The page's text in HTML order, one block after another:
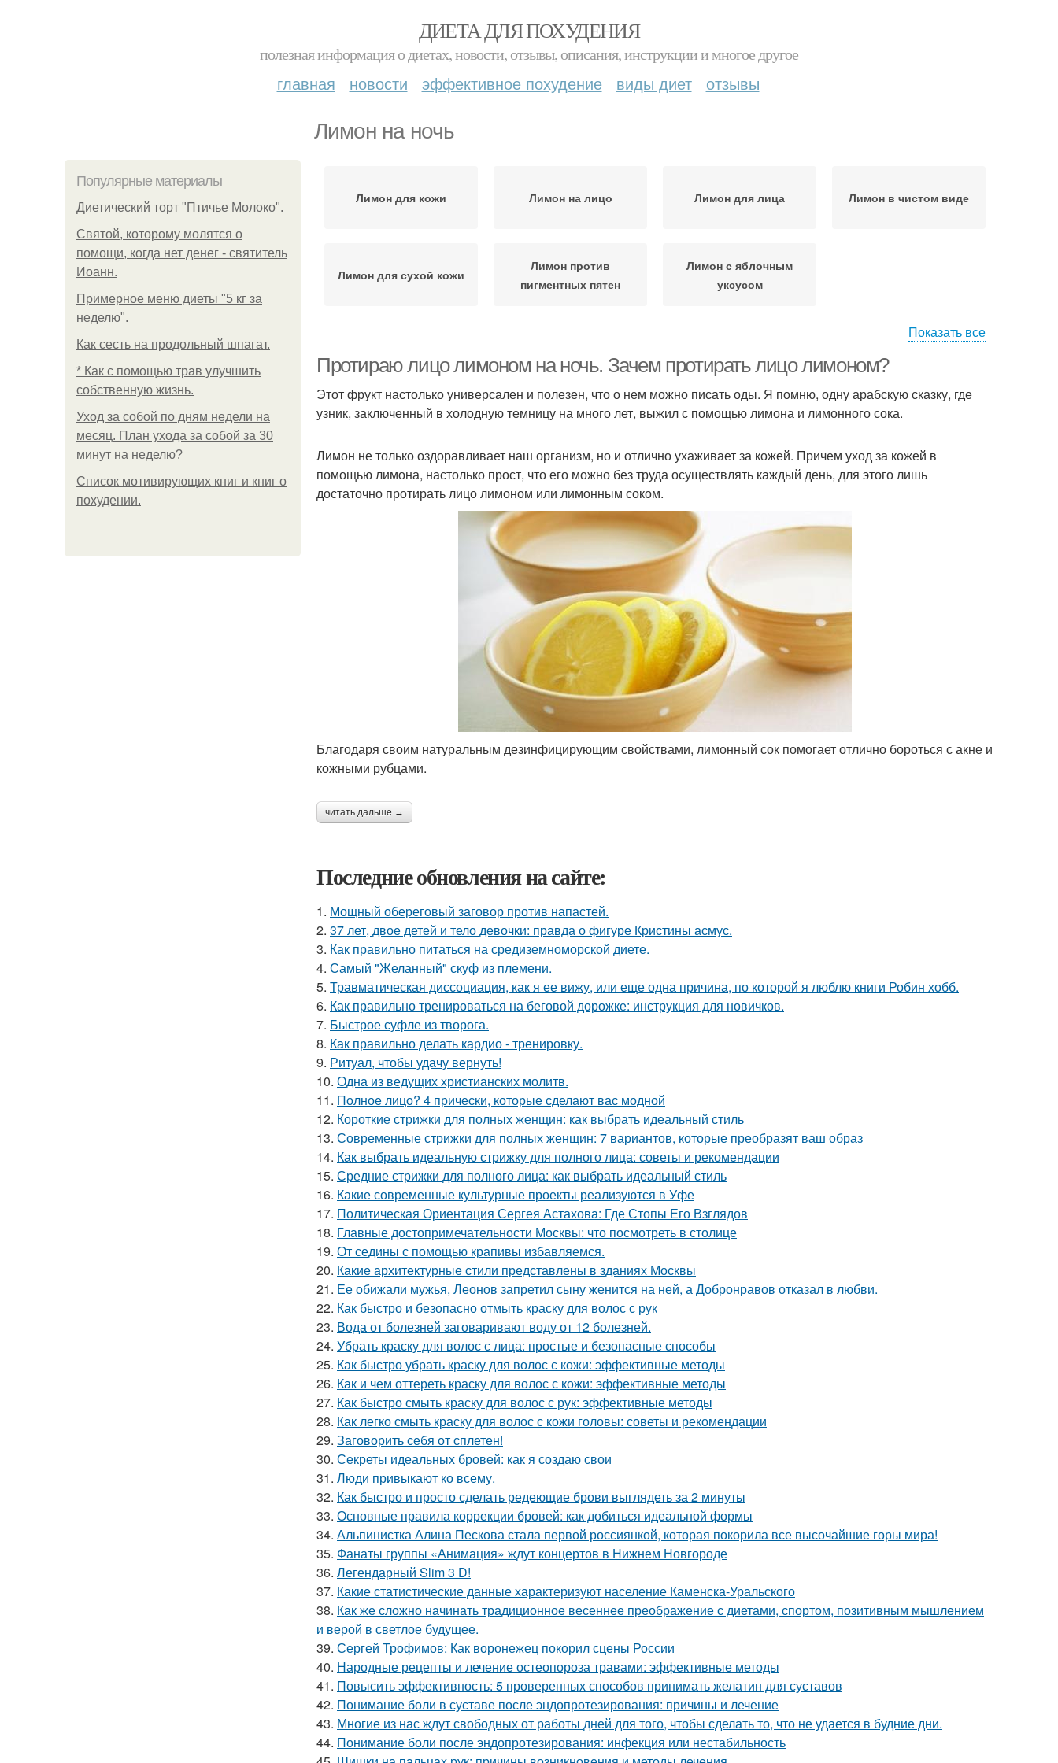
ДИЕТА ДЛЯ ПОХУДЕНИЯ
полезная информация о диетах, новости, отзывы, описания, инструкции и многое другое
главная новости эффективное похудение виды диет отзывы
Лимон на ночь
Популярные материалы
Диетический торт "Птичье Молоко".
Святой, которому молятся о
помощи, когда нет денег - святитель
Иоанн.
Примерное меню диеты "5 кг за
неделю".
Как сесть на продольный шпагат.
* Как с помощью трав улучшить
собственную жизнь.
Уход за собой по дням недели на
месяц. План ухода за собой за 30
минут на неделю?
Список мотивирующих книг и книг о
похудении.
Лимон для кожи Лимон на лицо Лимон для лица Лимон в чистом виде
Лимон для сухой кожи
Лимон против
пигментных пятен
Лимон с яблочным
уксусом
Показать все
Протираю лицо лимоном на ночь. Зачем протирать лицо лимоном?
Этот фрукт настолько универсален и полезен, что о нем можно писать оды. Я помню, одну арабскую сказку, где
узник, заключенный в холодную темницу на много лет, выжил с помощью лимона и лимонного сока.
Лимон не только оздоравливает наш организм, но и отлично ухаживает за кожей. Причем уход за кожей в
помощью лимона, настолько прост, что его можно без труда осуществлять каждый день, для этого лишь
достаточно протирать лицо лимоном или лимонным соком.
Благодаря своим натуральным дезинфицирующим свойствами, лимонный сок помогает отлично бороться с акне и
кожными рубцами.
читать дальше →
Последние обновления на сайте:
1. Мощный обереговый заговор против напастей.
2. 37 лет, двое детей и тело девочки: правда о фигуре Кристины асмус.
3. Как правильно питаться на средиземноморской диете.
4. Самый "Желанный" скуф из племени.
5. Травматическая диссоциация, как я ее вижу, или еще одна причина, по которой я люблю книги Робин хобб.
6. Как правильно тренироваться на беговой дорожке: инструкция для новичков.
7. Быстрое суфле из творога.
8. Как правильно делать кардио - тренировку.
9. Ритуал, чтобы удачу вернуть!
10. Одна из ведущих христианских молитв.
11. Полное лицо? 4 прически, которые сделают вас модной
12. Короткие стрижки для полных женщин: как выбрать идеальный стиль
13. Современные стрижки для полных женщин: 7 вариантов, которые преобразят ваш образ
14. Как выбрать идеальную стрижку для полного лица: советы и рекомендации
15. Средние стрижки для полного лица: как выбрать идеальный стиль
16. Какие современные культурные проекты реализуются в Уфе
17. Политическая Ориентация Сергея Астахова: Где Стопы Его Взглядов
18. Главные достопримечательности Москвы: что посмотреть в столице
19. От седины с помощью крапивы избавляемся.
20. Какие архитектурные стили представлены в зданиях Москвы
21. Ее обижали мужья, Леонов запретил сыну женится на ней, а Добронравов отказал в любви.
22. Как быстро и безопасно отмыть краску для волос с рук
23. Вода от болезней заговаривают воду от 12 болезней.
24. Убрать краску для волос с лица: простые и безопасные способы
25. Как быстро убрать краску для волос с кожи: эффективные методы
26. Как и чем оттереть краску для волос с кожи: эффективные методы
27. Как быстро смыть краску для волос с рук: эффективные методы
28. Как легко смыть краску для волос с кожи головы: советы и рекомендации
29. Заговорить себя от сплетен!
30. Секреты идеальных бровей: как я создаю свои
31. Люди привыкают ко всему.
32. Как быстро и просто сделать редеющие брови выглядеть за 2 минуты
33. Основные правила коррекции бровей: как добиться идеальной формы
34. Альпинистка Алина Пескова стала первой россиянкой, которая покорила все высочайшие горы мира!
35. Фанаты группы «Анимация» ждут концертов в Нижнем Новгороде
36. Легендарный Slim 3 D!
37. Какие статистические данные характеризуют население Каменска-Уральского
38. Как же сложно начинать традиционное весеннее преображение с диетами, спортом, позитивным мышлением
и верой в светлое будущее.
39. Сергей Трофимов: Как воронежец покорил сцены России
40. Народные рецепты и лечение остеопороза травами: эффективные методы
41. Повысить эффективность: 5 проверенных способов принимать желатин для суставов
42. Понимание боли в суставе после эндопротезирования: причины и лечение
43. Многие из нас ждут свободных от работы дней для того, чтобы сделать то, что не удается в будние дни.
44. Понимание боли после эндопротезирования: инфекция или нестабильность